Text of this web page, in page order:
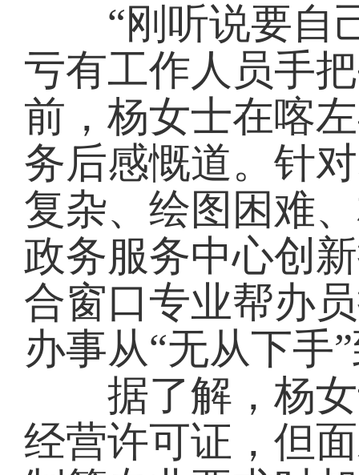
“刚听说要自己
亏有工作人员手
前，杨女士在喀
务后感慨道。针
复杂、绘图困难
政务服务中心创
合窗口专业帮办
办事从“无从下手
据了解，杨女
经营许可证，但